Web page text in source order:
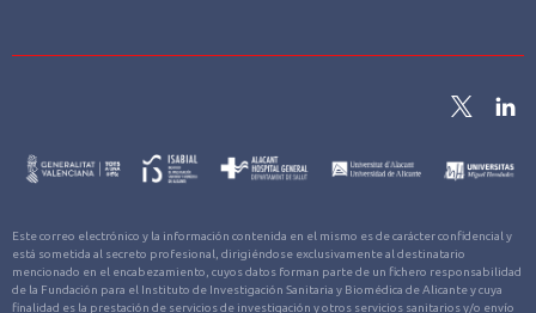
Este correo electrónico y la información contenida en el mismo es de carácter confidencial y
está sometida al secreto profesional, dirigiéndose exclusivamente al destinatario
mencionado en el encabezamiento, cuyos datos forman parte de un fichero responsabilidad
de la Fundación para el Instituto de Investigación Sanitaria y Biomédica de Alicante y cuya
finalidad es la prestación de servicios de investigación y otros servicios sanitarios y/o envío